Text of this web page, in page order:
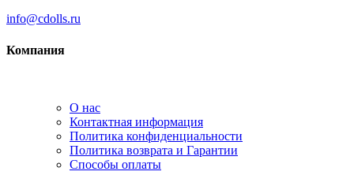
info@cdolls.ru
Компания
О нас
Контактная информация
Политика конфиденциальности
Политика возврата и Гарантии
Способы оплаты